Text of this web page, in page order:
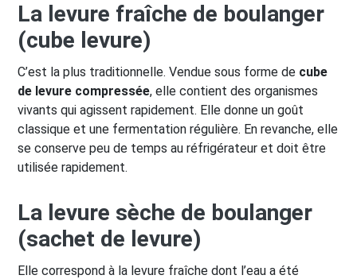
La levure fraîche de boulanger
(cube levure)
C’est la plus traditionnelle. Vendue sous forme de cube
de levure compressée, elle contient des organismes
vivants qui agissent rapidement. Elle donne un goût
classique et une fermentation régulière. En revanche, elle
se conserve peu de temps au réfrigérateur et doit être
utilisée rapidement.
La levure sèche de boulanger
(sachet de levure)
Elle correspond à la levure fraîche dont l’eau a été